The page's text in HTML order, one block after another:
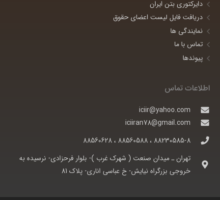
دایرکتوری بتن ایران
دریافت فایل لیست اعضای حقوق
نمایندگی ها
تماس با ما
پیوندها
اطلاعات تماس
iciir@yahoo.com
iciiran78@gmail.com
88230585-8 ، 88560588 ، 88560628
تهران ـ ميدان صنعت ( شهرک غرب )- بلوار فرحزادی- نرسيده به
خروجی بزرگراه نيايش- خ عباسی اناری- پلاک 81